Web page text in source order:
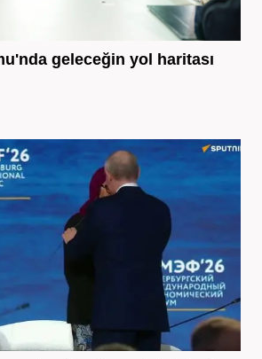
geleceğin yol haritası